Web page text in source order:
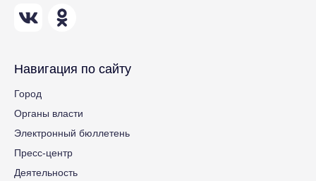
Навигация по сайту
Город
Органы власти
Электронный бюллетень
Пресс-центр
Деятельность